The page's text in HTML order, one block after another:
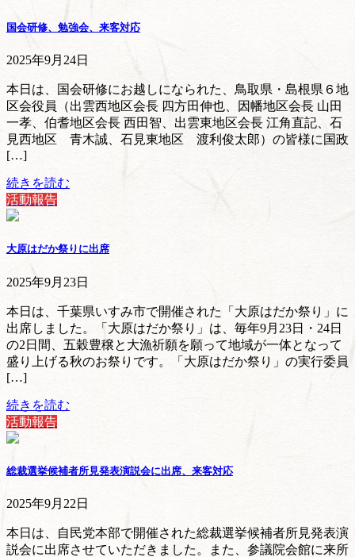
国会研修、勉強会、来客対応
2025年9月24日
本日は、国会研修にお越しになられた、鳥取県・島根県６地
区会役員（出雲西地区会長 四方田伸也、因幡地区会長 山田
一孝、伯耆地区会長 西田智、出雲東地区会長 江角直記、石
見西地区 青木誠、石見東地区 渡利俊太郎）の皆様に国政
[…]
続きを読む
活動報告
大原はだか祭りに出席
2025年9月23日
本日は、千葉県いすみ市で開催された「大原はだか祭り」に
出席しました。「大原はだか祭り」は、毎年9月23日・24日
の2日間、五穀豊穣と大漁祈願を願って地域が一体となって
盛り上げる秋のお祭りです。「大原はだか祭り」の実行委員
[…]
続きを読む
活動報告
総裁選挙候補者所見発表演説会に出席、来客対応
2025年9月22日
本日は、自民党本部で開催された総裁選挙候補者所見発表演
説会に出席させていただきました。また、参議院会館に来所